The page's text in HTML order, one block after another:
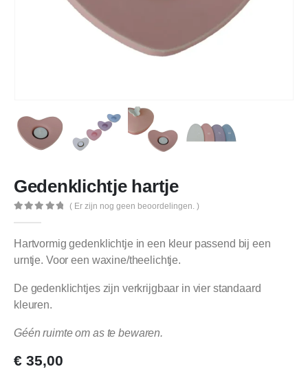
Gedenklichtje hartje
( Er zijn nog geen beoordelingen. )
Hartvormig gedenklichtje in een kleur passend bij een
urntje. Voor een waxine/theelichtje.
De gedenklichtjes zijn verkrijgbaar in vier standaard
kleuren.
Géén ruimte om as te bewaren.
€ 35,00